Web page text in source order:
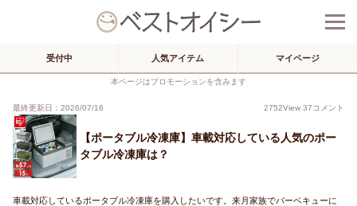
受付中 人気アイテム マイページ
本ページはプロモーションを含みます
最終更新日：2026/07/16 2752View 37コメント
【ポータブル冷凍庫】車載対応している人気のポー
タブル冷凍庫は？
車載対応しているポータブル冷凍庫を購入したいです。来月家族でバーベキューに